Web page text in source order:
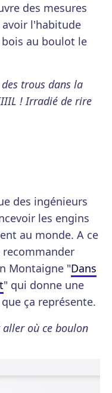
des mesures
l'habitude
au boulot le
des trous dans la
! Irradié de rire
des ingénieurs
les engins
au monde. A ce
recommander
Montaigne "Dans
" qui donne une
ça représente.
aller où ce boulon